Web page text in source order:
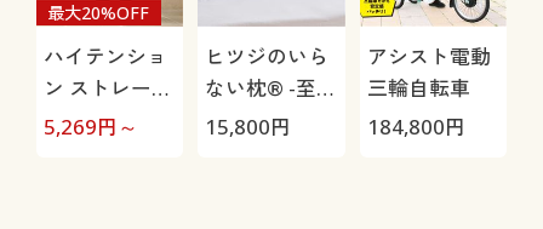
ハイテンショ
ン ストレート
パンツ/ぐ～ん
最大20%OFF
5,269円～
ヒツジのいら
ない枕® -至
極-
15,800円
アシスト電動
三輪自転車
184,800円